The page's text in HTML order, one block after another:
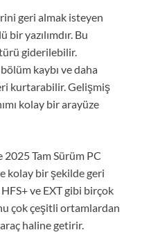
geri almak isteyen
yazılımdır. Bu
türü giderilebilir.
kaybı ve daha
kurtarabilir. Gelişmiş
kolay bir arayüze
Tam Sürüm PC
kolay bir şekilde geri
HFS+ ve EXT gibi birçok
çok çeşitli ortamlardan
haline getirir.